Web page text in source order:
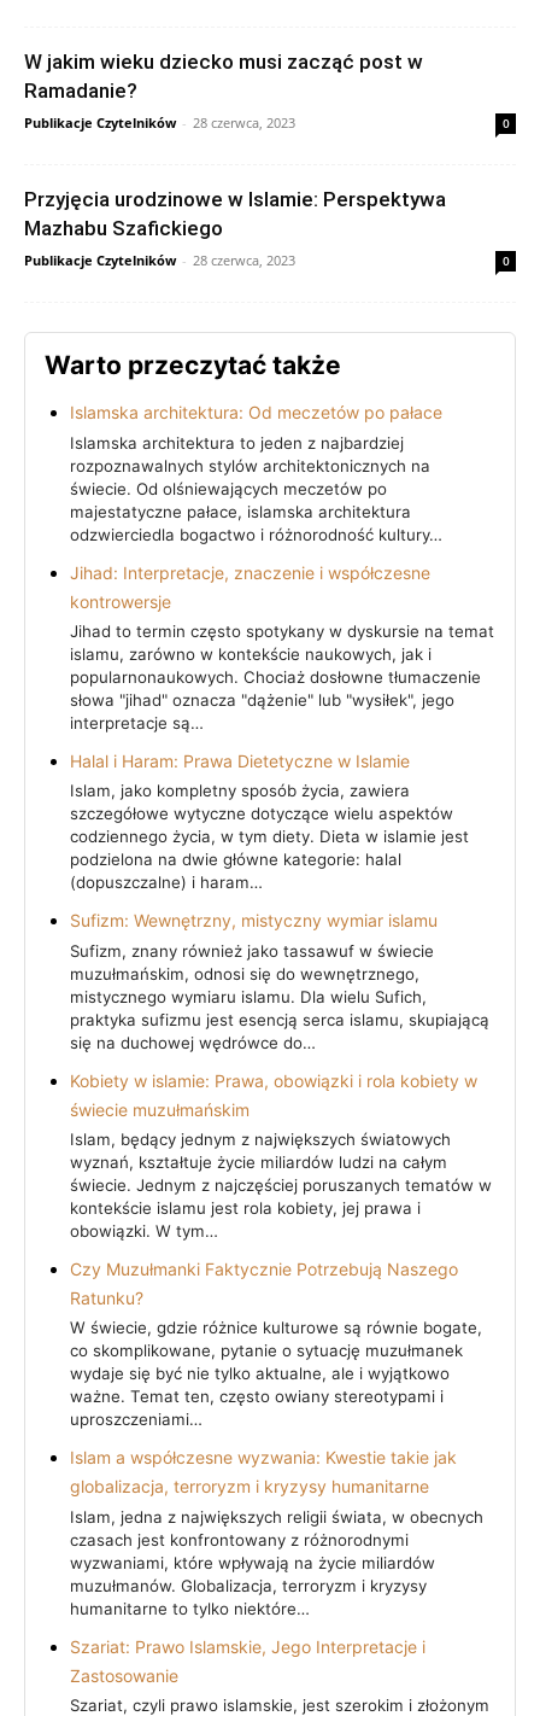
W jakim wieku dziecko musi zacząć post w
Ramadanie?
Publikacje Czytelników - 28 czerwca, 2023 0
Przyjęcia urodzinowe w Islamie: Perspektywa
Mazhabu Szafickiego
Publikacje Czytelników - 28 czerwca, 2023 0
Warto przeczytać także
Islamska architektura: Od meczetów po pałace
Islamska architektura to jeden z najbardziej
rozpoznawalnych stylów architektonicznych na
świecie. Od olśniewających meczetów po
majestatyczne pałace, islamska architektura
odzwierciedla bogactwo i różnorodność kultury…
Jihad: Interpretacje, znaczenie i współczesne
kontrowersje
Jihad to termin często spotykany w dyskursie na temat
islamu, zarówno w kontekście naukowych, jak i
popularnonaukowych. Chociaż dosłowne tłumaczenie
słowa "jihad" oznacza "dążenie" lub "wysiłek", jego
interpretacje są…
Halal i Haram: Prawa Dietetyczne w Islamie
Islam, jako kompletny sposób życia, zawiera
szczegółowe wytyczne dotyczące wielu aspektów
codziennego życia, w tym diety. Dieta w islamie jest
podzielona na dwie główne kategorie: halal
(dopuszczalne) i haram…
Sufizm: Wewnętrzny, mistyczny wymiar islamu
Sufizm, znany również jako tassawuf w świecie
muzułmańskim, odnosi się do wewnętrznego,
mistycznego wymiaru islamu. Dla wielu Sufich,
praktyka sufizmu jest esencją serca islamu, skupiającą
się na duchowej wędrówce do…
Kobiety w islamie: Prawa, obowiązki i rola kobiety w
świecie muzułmańskim
Islam, będący jednym z największych światowych
wyznań, kształtuje życie miliardów ludzi na całym
świecie. Jednym z najczęściej poruszanych tematów w
kontekście islamu jest rola kobiety, jej prawa i
obowiązki. W tym…
Czy Muzułmanki Faktycznie Potrzebują Naszego
Ratunku?
W świecie, gdzie różnice kulturowe są równie bogate,
co skomplikowane, pytanie o sytuację muzułmanek
wydaje się być nie tylko aktualne, ale i wyjątkowo
ważne. Temat ten, często owiany stereotypami i
uproszczeniami…
Islam a współczesne wyzwania: Kwestie takie jak
globalizacja, terroryzm i kryzysy humanitarne
Islam, jedna z największych religii świata, w obecnych
czasach jest konfrontowany z różnorodnymi
wyzwaniami, które wpływają na życie miliardów
muzułmanów. Globalizacja, terroryzm i kryzysy
humanitarne to tylko niektóre…
Szariat: Prawo Islamskie, Jego Interpretacje i
Zastosowanie
Szariat, czyli prawo islamskie, jest szerokim i złożonym